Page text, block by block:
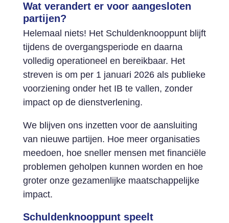
Wat verandert er voor aangesloten
partijen?
Helemaal niets! Het Schuldenknooppunt blijft
tijdens de overgangsperiode en daarna
volledig operationeel en bereikbaar. Het
streven is om per 1 januari 2026 als publieke
voorziening onder het IB te vallen, zonder
impact op de dienstverlening.
We blijven ons inzetten voor de aansluiting
van nieuwe partijen. Hoe meer organisaties
meedoen, hoe sneller mensen met financiële
problemen geholpen kunnen worden en hoe
groter onze gezamenlijke maatschappelijke
impact.
Schuldenknooppunt speelt